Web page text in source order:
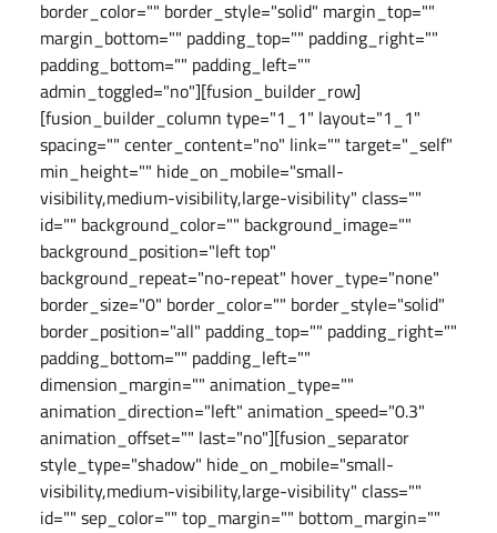
border_color="" border_style="solid" margin_top=""
margin_bottom="" padding_top="" padding_right=""
padding_bottom="" padding_left=""
admin_toggled="no"][fusion_builder_row]
[fusion_builder_column type="1_1" layout="1_1"
spacing="" center_content="no" link="" target="_self"
min_height="" hide_on_mobile="small-
visibility,medium-visibility,large-visibility" class=""
id="" background_color="" background_image=""
background_position="left top"
background_repeat="no-repeat" hover_type="none"
border_size="0" border_color="" border_style="solid"
border_position="all" padding_top="" padding_right=""
padding_bottom="" padding_left=""
dimension_margin="" animation_type=""
animation_direction="left" animation_speed="0.3"
animation_offset="" last="no"][fusion_separator
style_type="shadow" hide_on_mobile="small-
visibility,medium-visibility,large-visibility" class=""
id="" sep_color="" top_margin="" bottom_margin=""